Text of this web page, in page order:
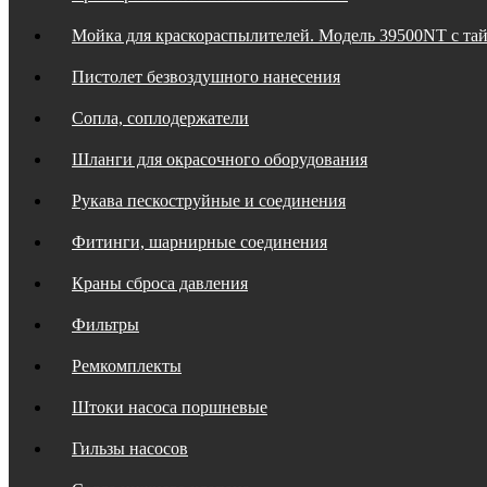
Мойка для краскораспылителей. Модель 39500NT с
Пистолет безвоздушного нанесения
Сопла, соплодержатели
Шланги для окрасочного оборудования
Рукава пескоструйные и соединения
Фитинги, шарнирные соединения
Краны сброса давления
Фильтры
Ремкомплекты
Штоки насоса поршневые
Гильзы насосов